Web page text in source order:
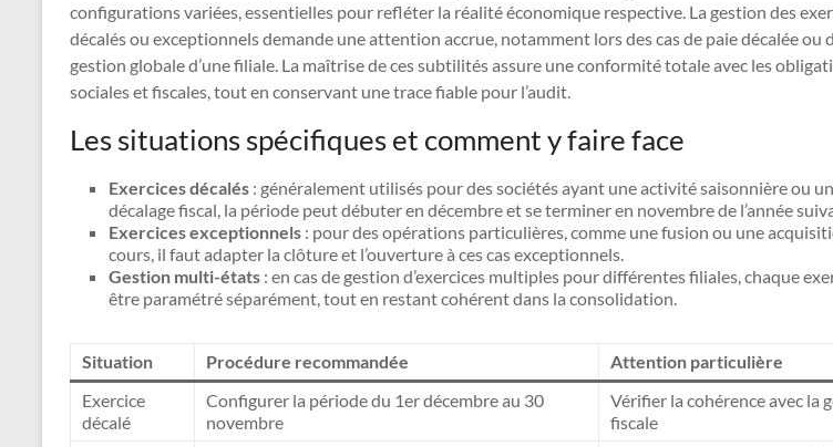
configurations variées, essentielles pour refléter la réalité économique respective. La gestion des
décalés ou exceptionnels demande une attention accrue, notamment lors des cas de paie décalée ou
gestion globale d’une filiale. La maîtrise de ces subtilités assure une conformité totale avec les
sociales et fiscales, tout en conservant une trace fiable pour l’audit.
Les situations spécifiques et comment y faire face
Exercices décalés : généralement utilisés pour des sociétés ayant une activité saisonnière ou un
décalage fiscal, la période peut débuter en décembre et se terminer en novembre de l’année
Exercices exceptionnels : pour des opérations particulières, comme une fusion ou une
cours, il faut adapter la clôture et l’ouverture à ces cas exceptionnels.
Gestion multi-états : en cas de gestion d’exercices multiples pour différentes filiales, chaque
être paramétré séparément, tout en restant cohérent dans la consolidation.
Situation Procédure recommandée
Attention particulière
Exercice
décalé
Configurer la période du 1er décembre au 30
novembre
Vérifier la cohérence avec la
fiscale